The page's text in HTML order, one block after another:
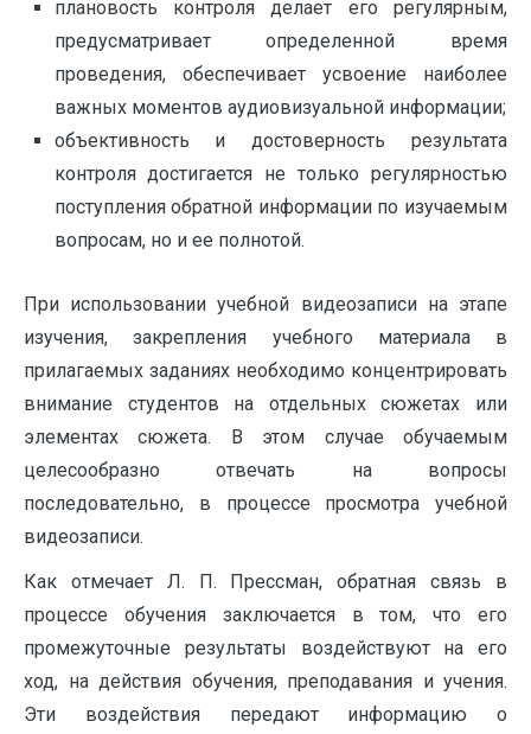
плановость контроля делает его регулярным,
предусматривает определенной время
проведения, обеспечивает усвоение наиболее
важных моментов аудиовизуальной информации;
объективность и достоверность результата
контроля достигается не только регулярностью
поступления обратной информации по изучаемым
вопросам, но и ее полнотой.
При использовании учебной видеозаписи на этапе
изучения, закрепления учебного материала в
прилагаемых заданиях необходимо концентрировать
внимание студентов на отдельных сюжетах или
элементах сюжета. В этом случае обучаемым
целесообразно отвечать на вопросы
последовательно, в процессе просмотра учебной
видеозаписи.
Как отмечает Л. П. Прессман, обратная связь в
процессе обучения заключается в том, что его
промежуточные результаты воздействуют на его
ход, на действия обучения, преподавания и учения.
Эти воздействия передают информацию о